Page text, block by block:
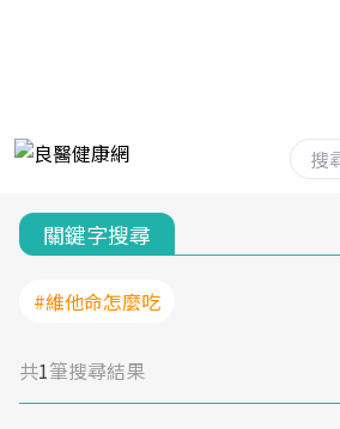
關鍵字搜尋
#維他命怎麼吃
共1筆搜尋結果